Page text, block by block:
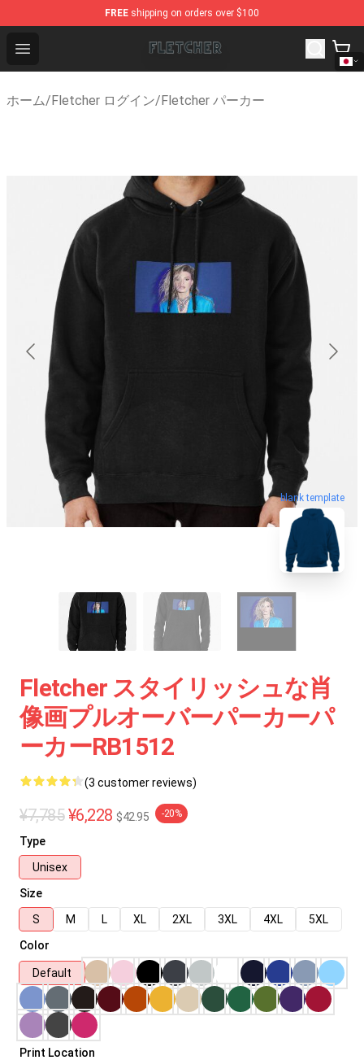
FREE shipping on orders over $100
Open menu
Fletcher Store - Official Fletcher Merchandise Shop
ホーム/Fletcher ログイン/Fletcher パーカー
blank template
Fletcher スタイリッシュな肖
像画プルオーバーパーカーパ
ーカーRB1512
(3 customer reviews)
¥7,785 ¥6,228 $42.95 -20%
Type
Unisex
Size
S
M L XL 2XL 3XL 4XL
5XL
Color
Default
Print Location